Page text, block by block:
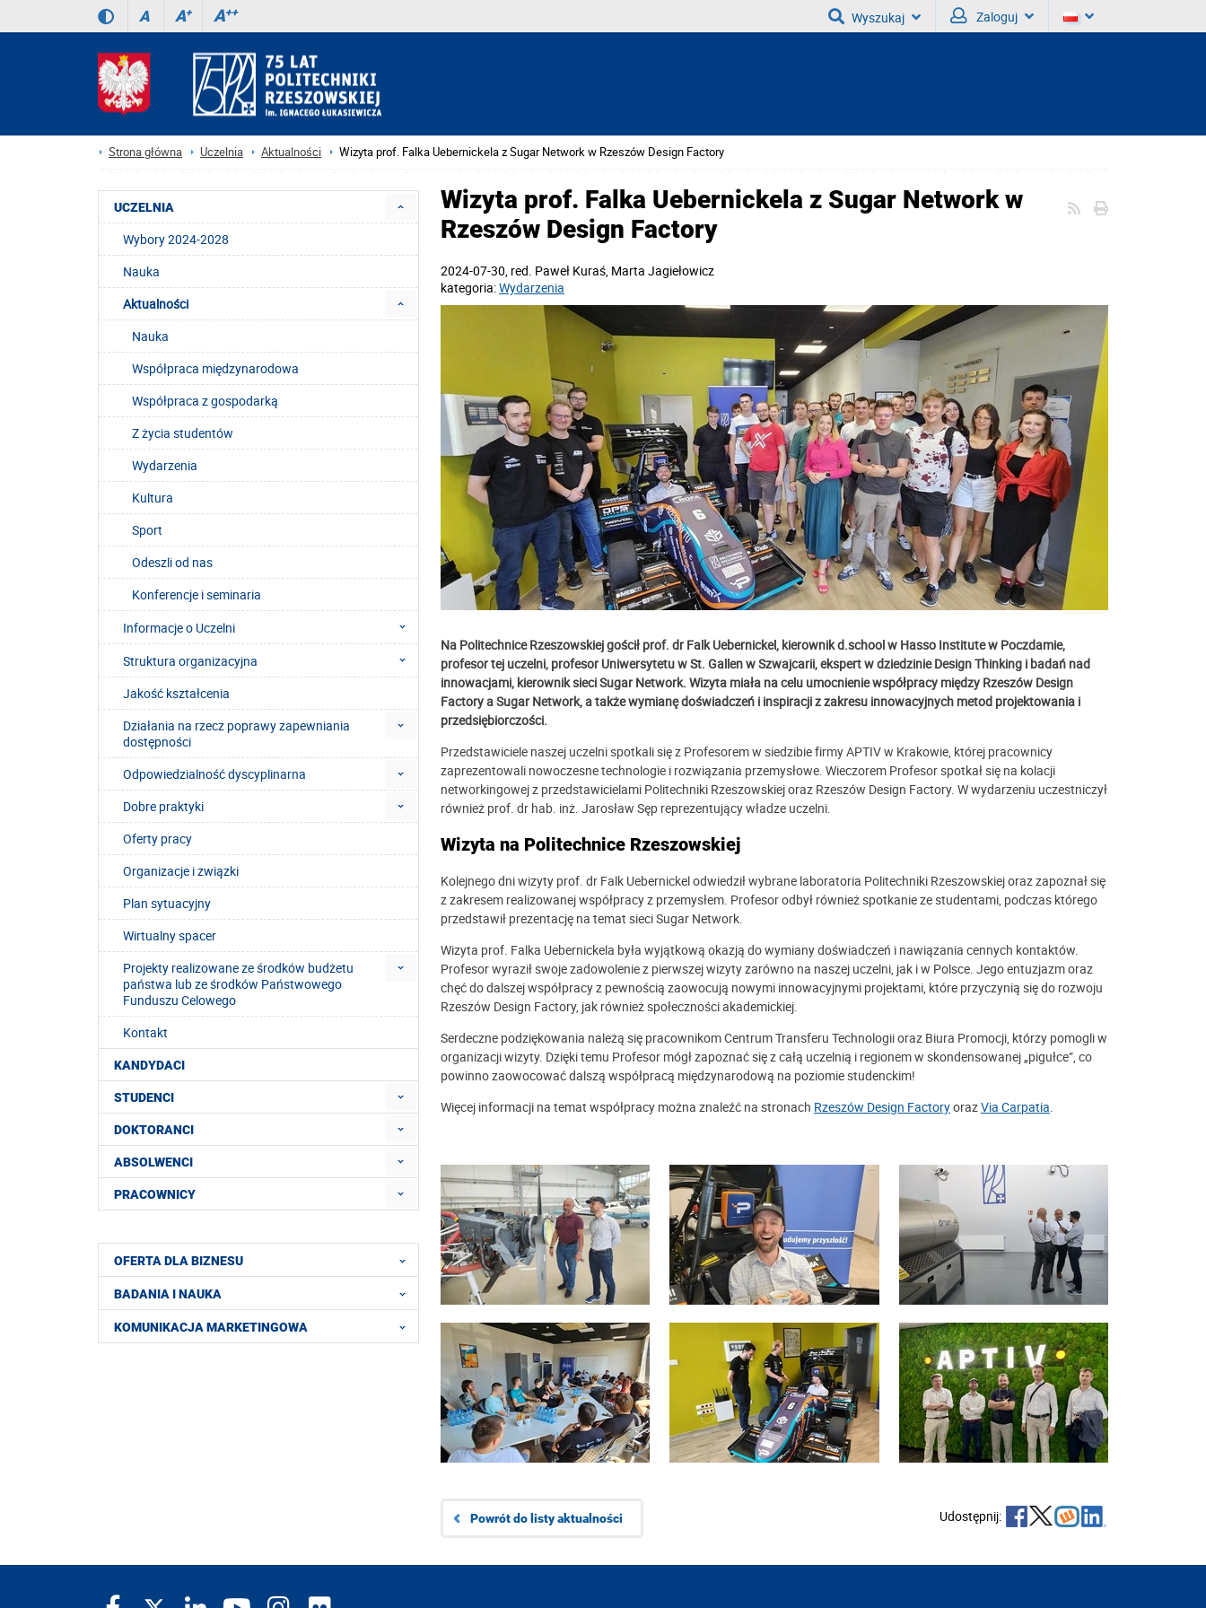
A A+ A++ Wyszukaj Zaloguj
Strona główna Uczelnia Aktualności Wizyta prof. Falka Uebernickela z Sugar Network w Rzeszów Design Factory
Wizyta prof. Falka Uebernickela z Sugar Network w
Rzeszów Design Factory
2024-07-30, red. Paweł Kuraś, Marta Jagiełowicz
kategoria:Wydarzenia
Na Politechnice Rzeszowskiej gościł prof. dr Falk Uebernickel, kierownik d.school w Hasso Institute w Poczdamie,
profesor tej uczelni, profesor Uniwersytetu w St. Gallen w Szwajcarii, ekspert w dziedzinie Design Thinking i badań nad
innowacjami, kierownik sieci Sugar Network. Wizyta miała na celu umocnienie współpracy między Rzeszów Design
Factory a Sugar Network, a także wymianę doświadczeń i inspiracji z zakresu innowacyjnych metod projektowania i
przedsiębiorczości.
Przedstawiciele naszej uczelni spotkali się z Profesorem w siedzibie firmy APTIV w Krakowie, której pracownicy
zaprezentowali nowoczesne technologie i rozwiązania przemysłowe. Wieczorem Profesor spotkał się na kolacji
networkingowej z przedstawicielami Politechniki Rzeszowskiej oraz Rzeszów Design Factory. W wydarzeniu uczestniczył
również prof. dr hab. inż. Jarosław Sęp reprezentujący władze uczelni.
Wizyta na Politechnice Rzeszowskiej
Kolejnego dni wizyty prof. dr Falk Uebernickel odwiedził wybrane laboratoria Politechniki Rzeszowskiej oraz zapoznał się
z zakresem realizowanej współpracy z przemysłem. Profesor odbył również spotkanie ze studentami, podczas którego
przedstawił prezentację na temat sieci Sugar Network.
Wizyta prof. Falka Uebernickela była wyjątkową okazją do wymiany doświadczeń i nawiązania cennych kontaktów.
Profesor wyraził swoje zadowolenie z pierwszej wizyty zarówno na naszej uczelni, jak i w Polsce. Jego entuzjazm oraz
chęć do dalszej współpracy z pewnością zaowocują nowymi innowacyjnymi projektami, które przyczynią się do rozwoju
Rzeszów Design Factory, jak również społeczności akademickiej.
Serdeczne podziękowania należą się pracownikom Centrum Transferu Technologii oraz Biura Promocji, którzy pomogli w
organizacji wizyty. Dzięki temu Profesor mógł zapoznać się z całą uczelnią i regionem w skondensowanej „pigułce”, co
powinno zaowocować dalszą współpracą międzynarodową na poziomie studenckim!
Więcej informacji na temat współpracy można znaleźć na stronach Rzeszów Design FactoryorazVia Carpatia.
Udostępnij:
Powrót do listy aktualności
UCZELNIA
Wybory 2024-2028
Nauka
Aktualności
Nauka
Współpraca międzynarodowa
Współpraca z gospodarką
Z życia studentów
Wydarzenia
Kultura
Sport
Odeszli od nas
Konferencje i seminaria
Informacje o Uczelni
Struktura organizacyjna
Jakość kształcenia
Działania na rzecz poprawy zapewniania
dostępności
Odpowiedzialność dyscyplinarna
Dobre praktyki
Oferty pracy
Organizacje i związki
Plan sytuacyjny
Wirtualny spacer
Projekty realizowane ze środków budżetu
państwa lub ze środków Państwowego
Funduszu Celowego
Kontakt
KANDYDACI
STUDENCI
DOKTORANCI
ABSOLWENCI
PRACOWNICY
OFERTA DLA BIZNESU
BADANIA I NAUKA
KOMUNIKACJA MARKETINGOWA